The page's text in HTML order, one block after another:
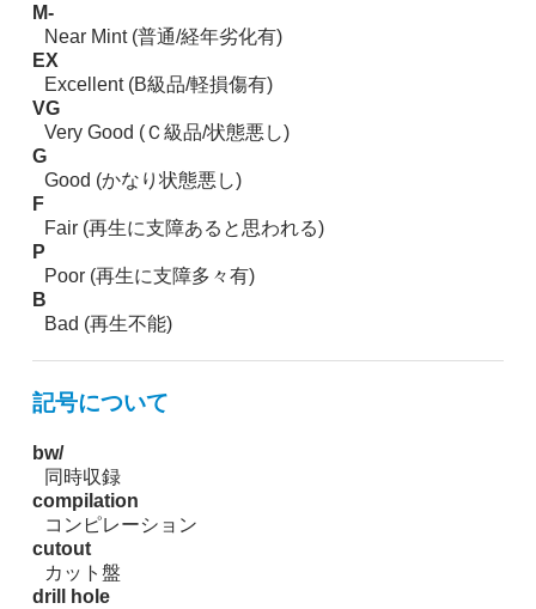
M-
Near Mint (普通/経年劣化有)
EX
Excellent (B級品/軽損傷有)
VG
Very Good (Ｃ級品/状態悪し)
G
Good (かなり状態悪し)
F
Fair (再生に支障あると思われる)
P
Poor (再生に支障多々有)
B
Bad (再生不能)
記号について
bw/
同時収録
compilation
コンピレーション
cutout
カット盤
drill hole